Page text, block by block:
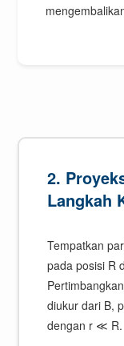
2.
Langkah
Tempatkan
pada posisi R
diukur dari B,
dengan r ≪ R.